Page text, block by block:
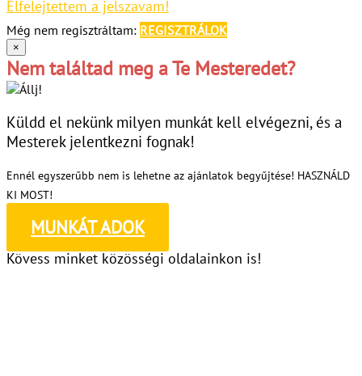
Elfelejtettem a jelszavam!
Még nem regisztráltam: REGISZTRÁLOK
×
Nem találtad meg a Te Mesteredet?
Küldd el nekünk milyen munkát kell elvégezni, és a
Mesterek jelentkezni fognak!
Ennél egyszerűbb nem is lehetne az ajánlatok begyűjtése! HASZNÁLD
KI MOST!
MUNKÁT ADOK
Kövess minket közösségi oldalainkon is!